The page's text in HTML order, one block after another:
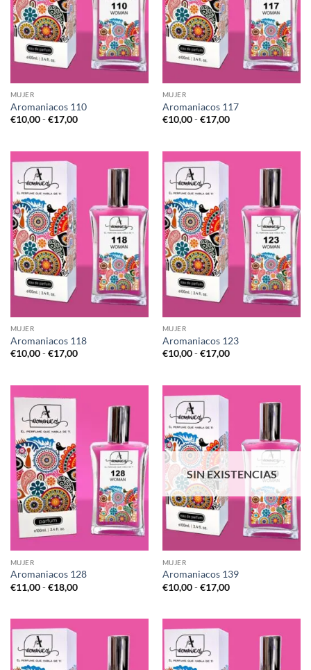
MUJER
Aromaniacos 110
€10,00 - €17,00Rango
€10,00
hasta
MUJER
Aromaniacos 117
€10,00 - €17,00Rango
€10,00
hasta
MUJER
Aromaniacos 118
€10,00 - €17,00Rango
€10,00
hasta
MUJER
Aromaniacos 123
€10,00 - €17,00Rango
€10,00
hasta
MUJER
Aromaniacos 128
€11,00 - €18,00Rango
hasta
SIN EXISTENCIAS
MUJER
Aromaniacos 139
€10,00 - €17,00Rango
hasta